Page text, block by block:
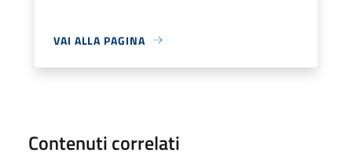
VAI ALLA PAGINA
Contenuti correlati